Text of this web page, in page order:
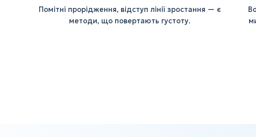
Помітні прорідження, відступ лінії зростання — є
методи, що повертають густоту.